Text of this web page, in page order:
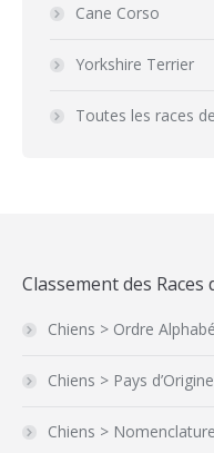
Cane Corso
Yorkshire Terrier
Toutes les races
Classement des Races
Chiens > Ordre
Chiens > Pays d’Origine
Chiens >